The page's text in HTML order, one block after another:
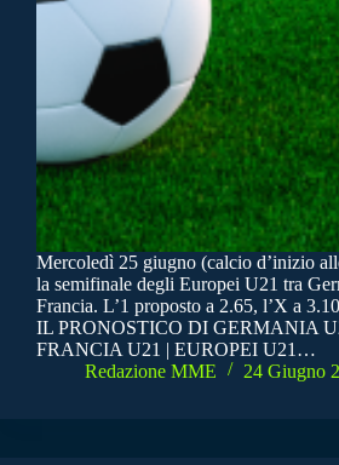
Mercoledì 25 giugno (calcio d’inizio
la semifinale degli Europei U21 tra
Francia. L’1 proposto a 2.65, l’X a
IL PRONOSTICO DI GERMANIA
FRANCIA U21 | EUROPEI U21…
Redazione MME
24 Giugno